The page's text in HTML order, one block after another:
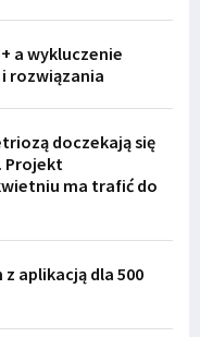
a wykluczenie
rozwiązania
doczekają się
Projekt
ma trafić do
z aplikacją dla 500